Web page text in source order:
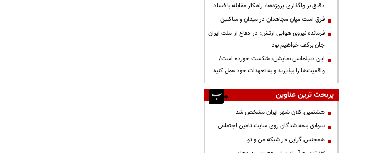
دقیق بر واگذاری پروژه‌ها، راهکار مقابله با فساد
فرق است میان مجاهدان در میدان و ساکتین
فرمانده نیروی هوایی ارتش: در دفاع از ملت ایران
جان برکف خواهیم بود
این دیپلماسی نمایشی، شکست خورده است/
واقعیت‌ها را بپذیرید و به تعهدات خود عمل کنید
پربحث ترین عناوین
هشتمین کلان شهر ایران مشخص شد
سوابق بیمه شدگان روی سایت تامین اجتماعی
همجنس گرایی در شبکه من و تو